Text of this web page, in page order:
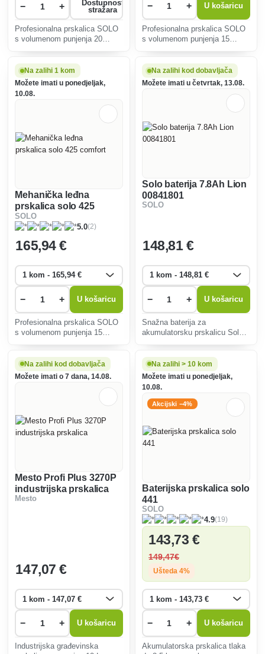
− +
Dostupnost
stražara
Profesionalna prskalica SOLO
s volumenom punjenja 20
− + U košaricu
Profesionalna prskalica SOLO
s volumenom punjenja 15
Na zalihi 1 kom
Možete imati u ponedjeljak,
10.08.
Mehanička leđna
prskalica solo 425
comfort
SOLO
5.0(2)
165,94 €
− + U košaricu
Profesionalna prskalica SOLO
s volumenom punjenja 15
Na zalihi kod dobavljača
Možete imati u četvrtak, 13.08.
Solo baterija 7.8Ah Lion
00841801
SOLO
148,81 €
− + U košaricu
Snažna baterija za
akumulatorsku prskalicu Solo
Na zalihi kod dobavljača
Možete imati o 7 dana, 14.08.
Mesto Profi Plus 3270P
industrijska prskalica
Mesto
147,07 €
− + U košaricu
Industrijska građevinska
Na zalihi > 10 kom
Možete imati u ponedjeljak,
10.08.
Akcijski −4%
Baterijska prskalica solo
441
SOLO
4.9(19)
143,73 €
149,47€
Ušteda 4%
− + U košaricu
Akumulatorska prskalica tlaka